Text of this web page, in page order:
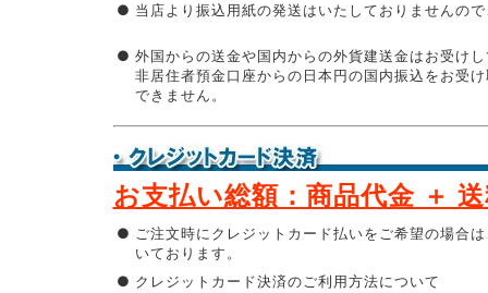
● 当店より振込用紙の発送はいたしておりませんの
● 外国からの送金や国内からの外貨建送金はお受け
非居住者預金口座からの日本円の国内振込をお受
できません。
お支払い総額：商品代金 ＋
● ご注文時にクレジットカード払いをご希望の場合
いております。
● クレジットカード決済のご利用方法について